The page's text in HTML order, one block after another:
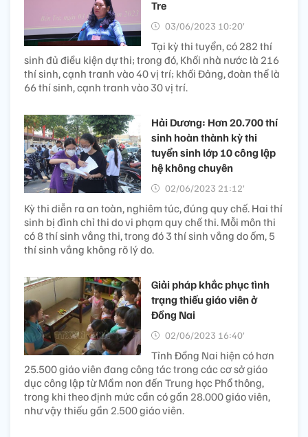
Tre
03/06/2023 10:20’
Tại kỳ thi tuyển, có 282 thí
sinh đủ điều kiện dự thi; trong đó, Khối nhà nước là 216
thí sinh, cạnh tranh vào 40 vị trí; khối Đảng, đoàn thể là
66 thí sinh, cạnh tranh vào 30 vị trí.
Hải Dương: Hơn 20.700 thí
sinh hoàn thành kỳ thi
tuyển sinh lớp 10 công lập
hệ không chuyên
02/06/2023 21:12’
Kỳ thi diễn ra an toàn, nghiêm túc, đúng quy chế. Hai thí
sinh bị đình chỉ thi do vi phạm quy chế thi. Mỗi môn thi
có 8 thí sinh vắng thi, trong đó 3 thí sinh vắng do ốm, 5
thí sinh vắng không rõ lý do.
Giải pháp khắc phục tình
trạng thiếu giáo viên ở
Đồng Nai
02/06/2023 16:40’
Tỉnh Đồng Nai hiện có hơn
25.500 giáo viên đang công tác trong các cơ sở giáo
dục công lập từ Mầm non đến Trung học Phổ thông,
trong khi theo định mức cần có gần 28.000 giáo viên,
như vậy thiếu gần 2.500 giáo viên.